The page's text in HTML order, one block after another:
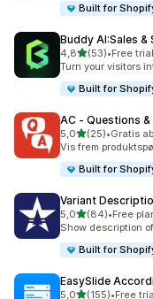
Built for
Buddy AI:Sales
4,8av 5 stjerner
(53)
Totalt 53 omtaler
•Free
Turn your visitors
Built for
AC ‑ Questions
5,0av 5 stjerner
(25)
Totalt 25 omtaler
•Gratis
Vis frem
Built for
Variant
5,0av 5 stjerner
(84)
Totalt 84 omtaler
•Free
Show description
Built for
EasySlide
5,0av 5 stjerner
(155)•Free